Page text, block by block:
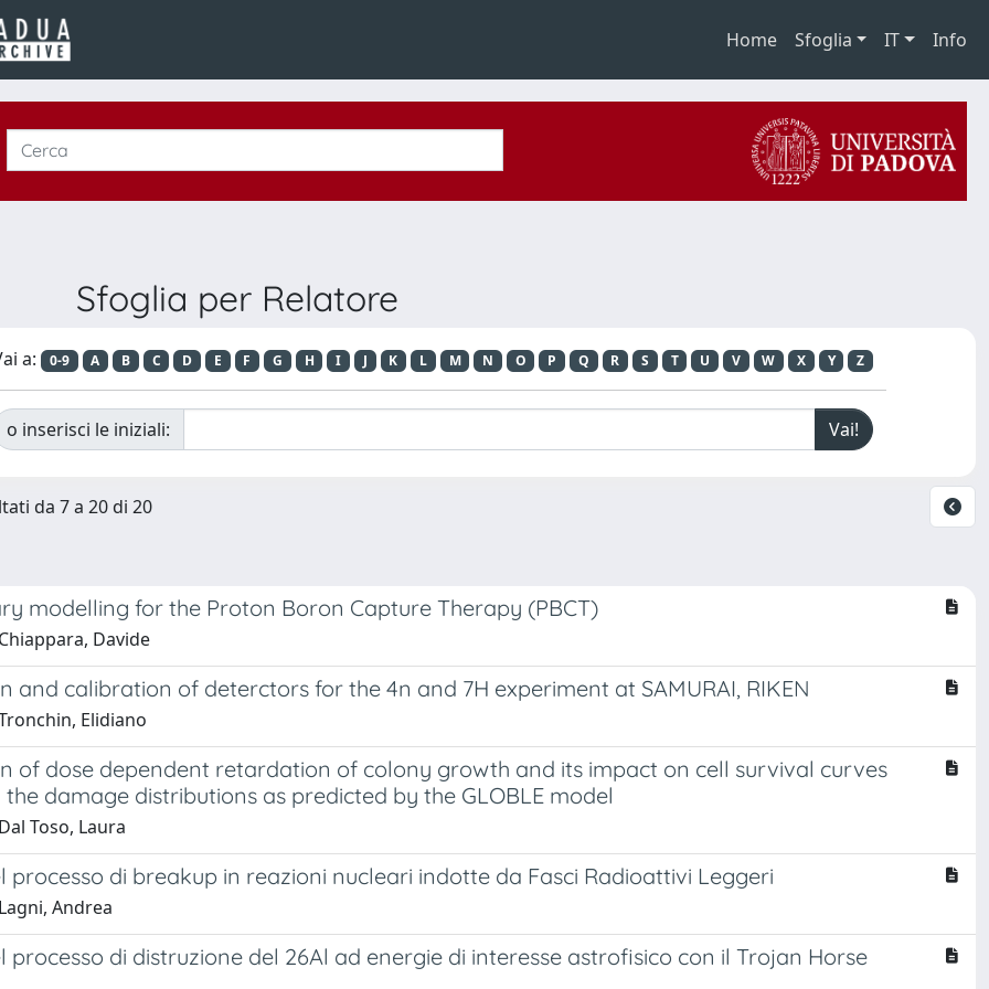
Home Sfoglia IT Info
Sfoglia per Relatore
a: 0-9 A B C D E F G H I J K L M N O P Q R S T U V W X Y Z
o inserisci le iniziali:
da 7 a 20 di 20
modelling for the Proton Boron Capture Therapy (PBCT)
Davide
and calibration of deterctors for the 4n and 7H experiment at SAMURAI, RIKEN
Elidiano
of dose dependent retardation of colony growth and its impact on cell survival curves
damage distributions as predicted by the GLOBLE model
Toso, Laura
processo di breakup in reazioni nucleari indotte da Fasci Radioattivi Leggeri
Andrea
processo di distruzione del 26Al ad energie di interesse astrofisico con il Trojan Horse